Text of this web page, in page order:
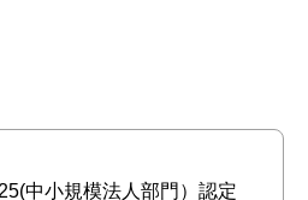
中小規模法人部門）認定